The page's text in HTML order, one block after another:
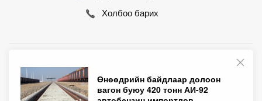
Өнөөдрийн байдлаар долоон
вагон буюу 420 тонн АИ-92
Холбоо барих
© 2007 - 2026 Монгол Контент ХХК • Бүх эрх хуулиар хамгаалагдсан